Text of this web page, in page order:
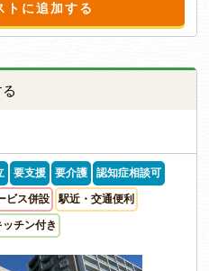
トに追加する
要支援 要介護 認知症相談可
ビス併設 駅近・交通便利
ッチン付き